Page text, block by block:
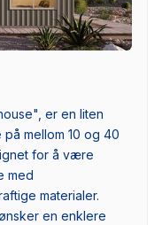
er en liten
mellom 10 og 40
for å være
med
materialer.
en enklere